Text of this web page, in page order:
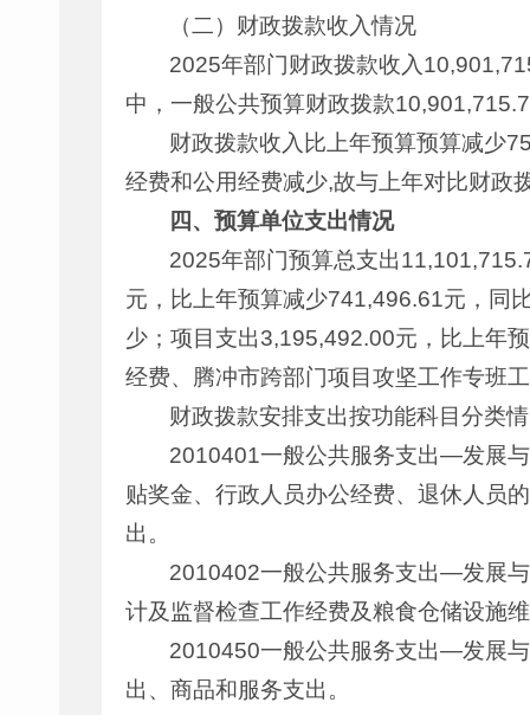
（二）财政拨款收入情况
2025年部门财政拨款收入
中，一般公共预算财政拨款
财政拨款收入比上年预算预算减少
经费和公用经费减少,故与上年对比财政
四、预算单位支出情况
2025年部门预算总支出
元，比上年预算减少741,496.61元，同
少；项目支出3,195,492.00元，比上年
经费、腾冲市跨部门项目攻坚工作专班
财政拨款安排支出按功能科目分类
2010401一般公共服务支出—发展
贴奖金、行政人员办公经费、退休人员
出。
2010402一般公共服务支出—发展
计及监督检查工作经费及粮食仓储设施
2010450一般公共服务支出—发展
出、商品和服务支出。